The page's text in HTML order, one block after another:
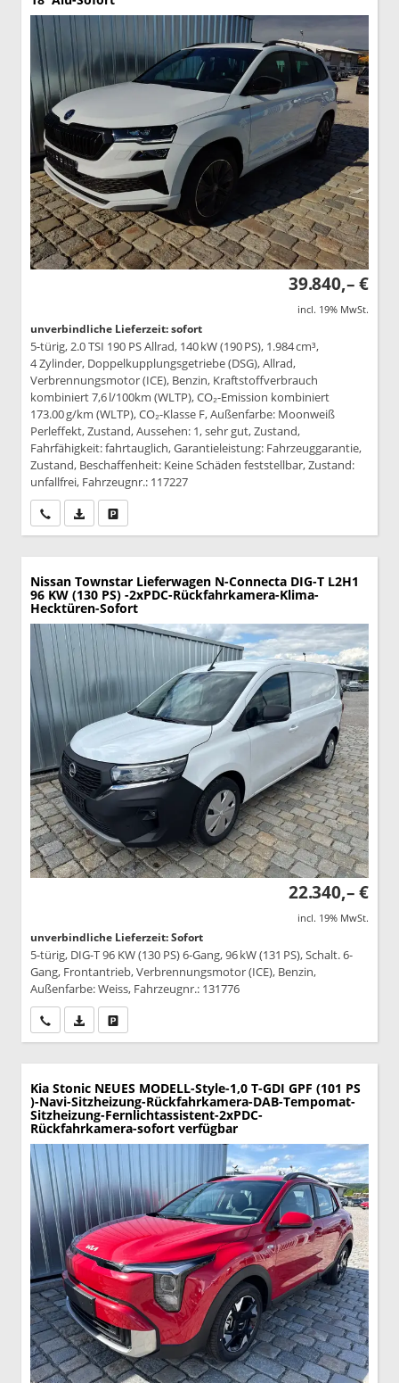
39.840,– €
incl. 19% MwSt.
unverbindliche Lieferzeit: sofort
5-türig, 2.0 TSI 190 PS Allrad, 140 kW (190 PS), 1.984 cm³,
4 Zylinder, Doppelkupplungsgetriebe (DSG), Allrad,
Verbrennungsmotor (ICE), Benzin, Kraftstoffverbrauch
kombiniert 7,6 l/100km (WLTP), CO₂-Emission kombiniert
173.00 g/km (WLTP), CO₂-Klasse F, Außenfarbe: Moonweiß
Perleffekt, Zustand, Aussehen: 1, sehr gut, Zustand,
Fahrfähigkeit: fahrtauglich, Garantieleistung: Fahrzeuggarantie,
Zustand, Beschaffenheit: Keine Schäden feststellbar, Zustand:
unfallfrei, Fahrzeugnr.: 117227
Wir rufen Sie anPDF-Datei, Fahrzeugexposé drucken
Nissan Townstar Lieferwagen N-Connecta DIG-T L2H1
96 KW (130 PS) -2xPDC-Rückfahrkamera-Klima-
Hecktüren-Sofort
22.340,– €
incl. 19% MwSt.
unverbindliche Lieferzeit: Sofort
5-türig, DIG-T 96 KW (130 PS) 6-Gang, 96 kW (131 PS), Schalt. 6-
Gang, Frontantrieb, Verbrennungsmotor (ICE), Benzin,
Außenfarbe: Weiss, Fahrzeugnr.: 131776
Wir rufen Sie anPDF-Datei, Fahrzeugexposé drucken
Kia Stonic NEUES MODELL-Style-1,0 T-GDI GPF (101 PS
)-Navi-Sitzheizung-Rückfahrkamera-DAB-Tempomat-
Sitzheizung-Fernlichtassistent-2xPDC-
Rückfahrkamera-sofort verfügbar